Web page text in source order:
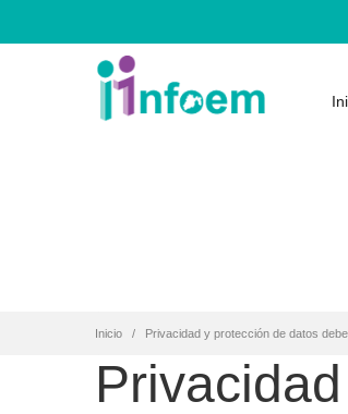
Inicio Privacidad y protección de datos